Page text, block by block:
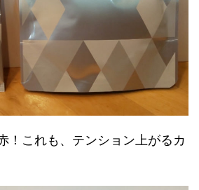
！これも、テンション上がるカ